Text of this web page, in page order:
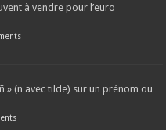
à vendre pour l’euro
» (n avec tilde) sur un prénom ou